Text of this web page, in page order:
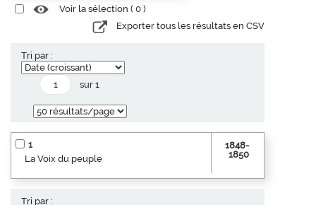
Voir la sélection ( 0 )
Exporter tous les résultats en CSV
Tri par :
sur 1
1
La Voix du peuple
1848-
1850
Tri par :